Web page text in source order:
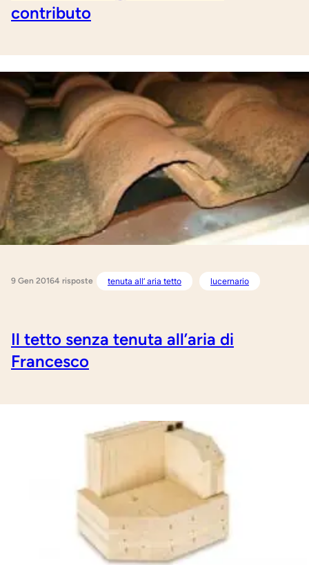
contributo
9 Gen 20164 risposte tenuta all’ aria tetto lucernario
Il tetto senza tenuta all’aria di
Francesco